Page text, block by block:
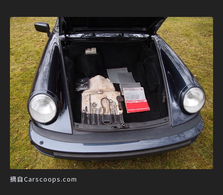
摘自Carscoops.com